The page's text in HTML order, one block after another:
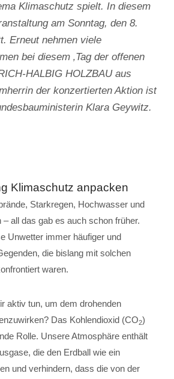
Klimaschutz spielt. In diesem
am Sonntag, den 8.
Erneut nehmen viele
bei diesem ‚Tag der offenen
HALBIG HOLZBAU aus
der konzertierten Aktion ist
Klara Geywitz.
Klimaschutz anpacken
Starkregen, Hochwasser und
all das gab es auch schon früher.
Unwetter immer häufiger und
die bislang mit solchen
waren.
aktiv tun, um dem drohenden
Das Kohlendioxid (CO2)
Rolle. Unsere Atmosphäre enthält
die den Erdball wie ein
und verhindern, dass die von der